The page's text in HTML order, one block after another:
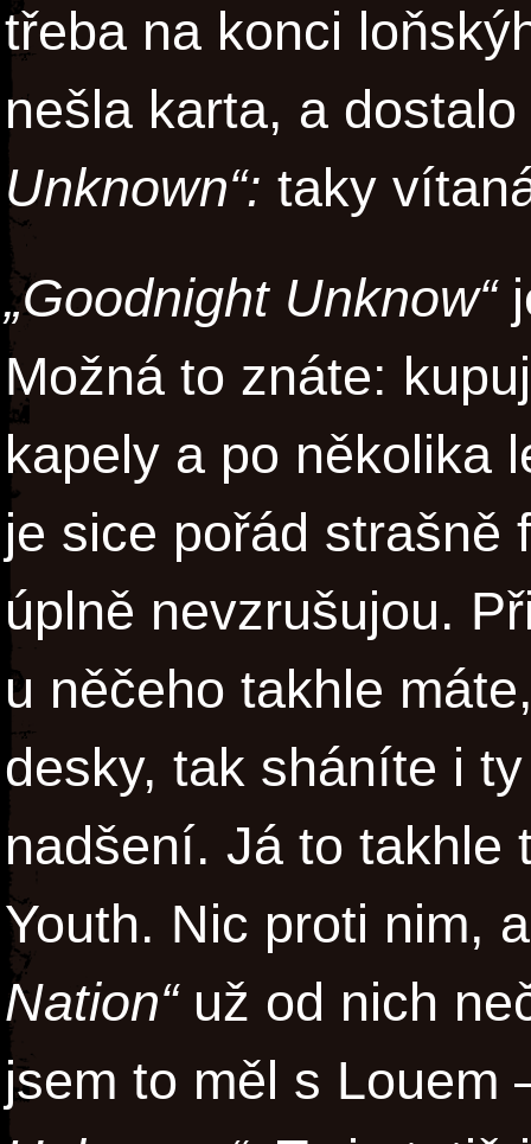
třeba na konci
nešla karta, a
Unknown“: taky
„Goodnight Unknow“
Možná to znáte:
kapely a po několika
je sice pořád strašně
úplně nevzrušujou.
u něčeho takhle
desky, tak sháníte i
nadšení. Já to takhle
Youth. Nic proti nim,
Nation“už od nich
jsem to měl s Louem